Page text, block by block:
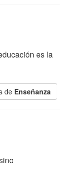
es la
de Enseñanza